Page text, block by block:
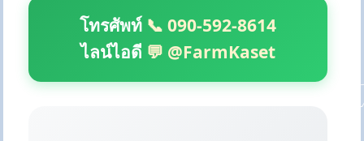
โทรศัพท์ 📞 090-592-8614
ไลน์ไอดี 💬 @FarmKaset